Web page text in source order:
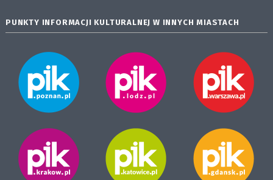
PUNKTY INFORMACJI KULTURALNEJ W INNYCH MIASTACH